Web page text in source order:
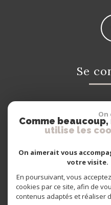
Se
© 2026 | Tous droits
Plan du site-Mentions légales-Nos
On
Comme
utilise les
On aimerait vous
votre visite.
En poursuivant, vous
cookies par ce site, afin de
contenus adaptés et réaliser